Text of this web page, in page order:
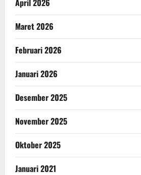
April 2026
Maret 2026
Februari 2026
Januari 2026
Desember 2025
November 2025
Oktober 2025
Januari 2021